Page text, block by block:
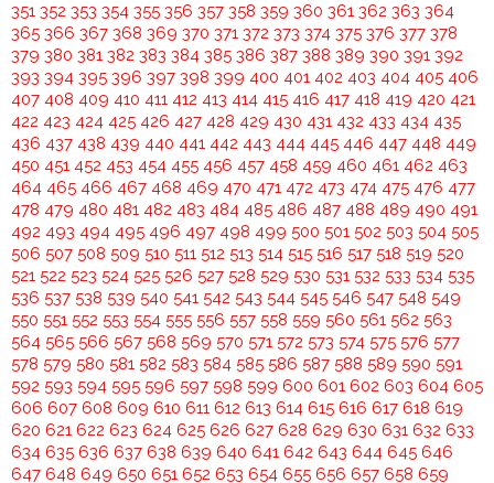
351 352 353 354 355 356 357 358 359 360 361 362 363 364
365 366 367 368 369 370 371 372 373 374 375 376 377 378
379 380 381 382 383 384 385 386 387 388 389 390 391 392
393 394 395 396 397 398 399 400 401 402 403 404 405 406
407 408 409 410 411 412 413 414 415 416 417 418 419 420 421
422 423 424 425 426 427 428 429 430 431 432 433 434 435
436 437 438 439 440 441 442 443 444 445 446 447 448 449
450 451 452 453 454 455 456 457 458 459 460 461 462 463
464 465 466 467 468 469 470 471 472 473 474 475 476 477
478 479 480 481 482 483 484 485 486 487 488 489 490 491
492 493 494 495 496 497 498 499 500 501 502 503 504 505
506 507 508 509 510 511 512 513 514 515 516 517 518 519 520
521 522 523 524 525 526 527 528 529 530 531 532 533 534 535
536 537 538 539 540 541 542 543 544 545 546 547 548 549
550 551 552 553 554 555 556 557 558 559 560 561 562 563
564 565 566 567 568 569 570 571 572 573 574 575 576 577
578 579 580 581 582 583 584 585 586 587 588 589 590 591
592 593 594 595 596 597 598 599 600 601 602 603 604 605
606 607 608 609 610 611 612 613 614 615 616 617 618 619
620 621 622 623 624 625 626 627 628 629 630 631 632 633
634 635 636 637 638 639 640 641 642 643 644 645 646
647 648 649 650 651 652 653 654 655 656 657 658 659